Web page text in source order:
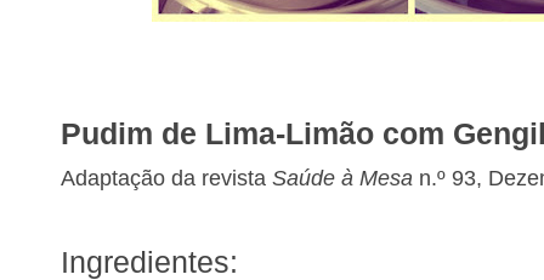
Pudim de Lima-Limão com
Adaptação da revista Saúde à Mesa n.º 93,
Ingredientes: